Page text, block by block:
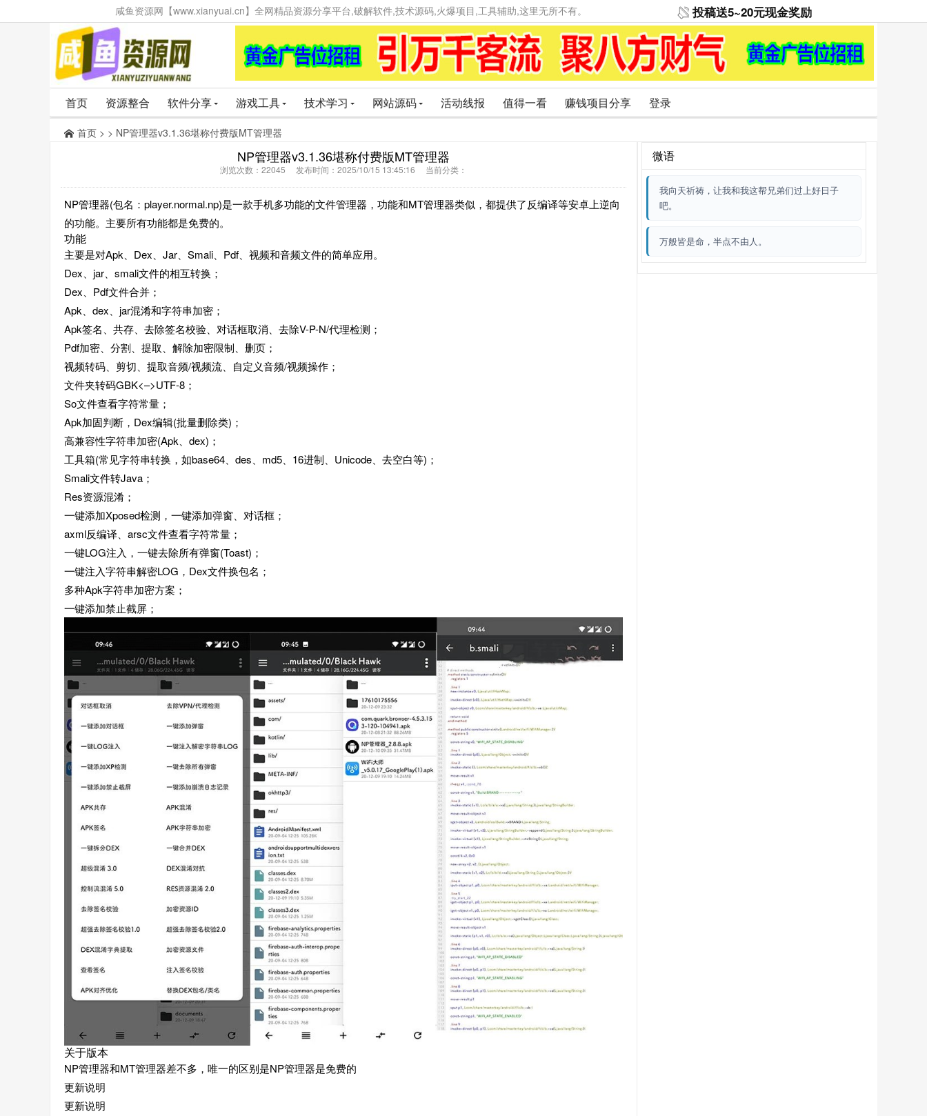
咸鱼资源网【www.xianyuai.cn】全网精品资源分享平台,破解软件,技术源码,火爆项目,工具辅助,这里无所不有。 投稿送5~20元现金奖励
首页 资源整合 软件分享 游戏工具 技术学习 网站源码 活动线报 值得一看 赚钱项目分享 登录
首页 > > NP管理器v3.1.36堪称付费版MT管理器
NP管理器v3.1.36堪称付费版MT管理器
浏览次数：22045 发布时间：2025/10/15 13:45:16 当前分类：
NP管理器(包名：player.normal.np)是一款手机多功能的文件管理器，功能和MT管理器类似，都提供了反编译等安卓上逆向
的功能。主要所有功能都是免费的。
功能
主要是对Apk、Dex、Jar、Smali、Pdf、视频和音频文件的简单应用。
Dex、jar、smali文件的相互转换；
Dex、Pdf文件合并；
Apk、dex、jar混淆和字符串加密；
Apk签名、共存、去除签名校验、对话框取消、去除V-P-N/代理检测；
Pdf加密、分割、提取、解除加密限制、删页；
视频转码、剪切、提取音频/视频流、自定义音频/视频操作；
文件夹转码GBK<–>UTF-8；
So文件查看字符常量；
Apk加固判断，Dex编辑(批量删除类)；
高兼容性字符串加密(Apk、dex)；
工具箱(常见字符串转换，如base64、des、md5、16进制、Unicode、去空白等)；
Smali文件转Java；
Res资源混淆；
一键添加Xposed检测，一键添加弹窗、对话框；
axml反编译、arsc文件查看字符常量；
一键LOG注入，一键去除所有弹窗(Toast)；
一键注入字符串解密LOG，Dex文件换包名；
多种Apk字符串加密方案；
一键添加禁止截屏；
关于版本
NP管理器和MT管理器差不多，唯一的区别是NP管理器是免费的
更新说明
更新说明
微语
我向天祈祷，让我和我这帮兄弟们过上好日子
吧。
万般皆是命，半点不由人。